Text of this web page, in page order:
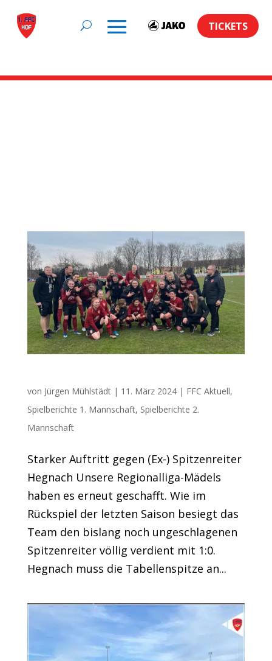
TICKETS
von Jürgen Mühlstädt| 11. März 2024| FFC Aktuell,
Spielberichte 1. Mannschaft, Spielberichte 2.
Mannschaft
Starker Auftritt gegen (Ex-) Spitzenreiter
Hegnach Unsere Regionalliga-Mädels
haben es erneut geschafft. Wie im
Rückspiel der letzten Saison besiegt das
Team den bislang noch ungeschlagenen
Spitzenreiter völlig verdient mit 1:0.
Hegnach muss die Tabellenspitze an...